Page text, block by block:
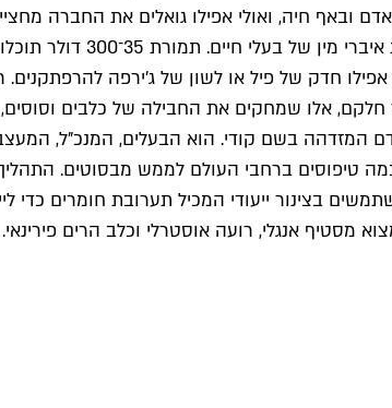
ובאף חיה, ואולי אפילו גואלים את החברה
האמריקאית, איך לא,
חדק של פיל או לשון של ג'ירפה להרפתקנים.
אלו שמחקים את החבילה של כלבים
המזדהה בשם קודי. הוא הבעלים, המנכ"ל,
טיפוסים ברחבי העולם לממש מבסוטים.
בצינור ייעודי המכיל תערובת חומרים כדי
מסטיף אנגלי, רועה אוסטרלי וכלב הרים פירינאי.